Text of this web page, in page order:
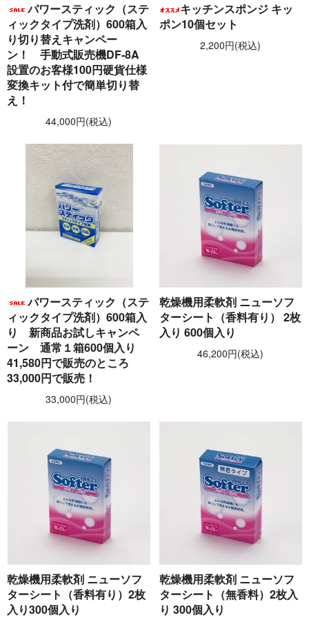
パワースティック（ステ
ィックタイプ洗剤）600箱入
り切り替えキャンペー
ン！ 手動式販売機DF-8A
設置のお客様100円硬貨仕様
変換キット付で簡単切り替
え！
44,000円(税込)
キッチンスポンジ キッ
ポン10個セット
2,200円(税込)
パワースティック（ステ
ィックタイプ洗剤）600箱入
り 新商品お試しキャンペ
ーン 通常１箱600個入り
41,580円で販売のところ
33,000円で販売！
33,000円(税込)
乾燥機用柔軟剤 ニューソフ
ターシート（香料有り） 2枚
入り 600個入り
46,200円(税込)
乾燥機用柔軟剤 ニューソフ
ターシート（香料有り）2枚
入り300個入り
乾燥機用柔軟剤 ニューソフ
ターシート（無香料）2枚入
り 300個入り